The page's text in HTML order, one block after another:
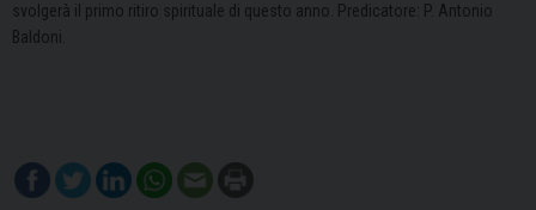
svolgerà il primo ritiro spirituale di questo anno. Predicatore: P. Antonio
Baldoni.